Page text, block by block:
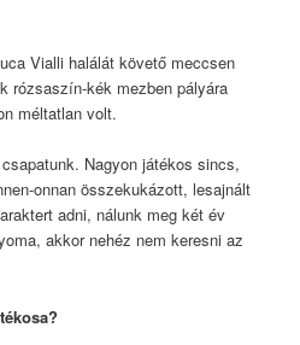
Vialli halálát követő meccsen
rózsaszín-kék mezben pályára
méltatlan volt.
Nagyon játékos sincs,
onnan összekukázott, lesajnált
adni, nálunk meg két év
akkor nehéz nem keresni az